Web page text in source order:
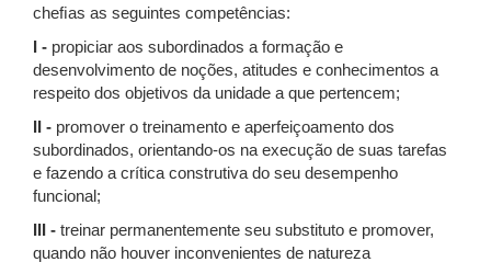
cheﬁas as seguintes competências:
I - propiciar aos subordinados a formação e
desenvolvimento de noções, atitudes e conhecimentos a
respeito dos objetivos da unidade a que pertencem;
II - promover o treinamento e aperfeiçoamento dos
subordinados, orientando-os na execução de suas tarefas
e fazendo a crítica construtiva do seu desempenho
funcional;
III - treinar permanentemente seu substituto e promover,
quando não houver inconvenientes de natureza